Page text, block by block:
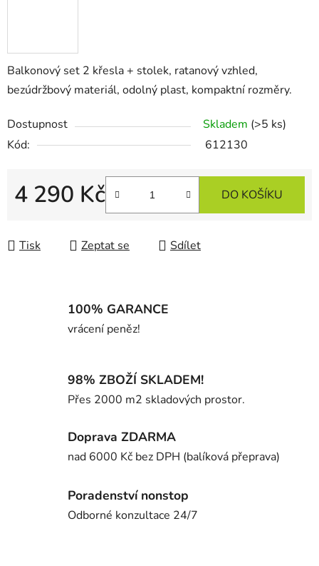
Balkonový set 2 křesla + stolek, ratanový vzhled,
bezúdržbový materiál, odolný plast, kompaktní rozměry.
Dostupnost Skladem (>5 ks)
Kód:
612130
4 290 Kč DO KOŠÍKU
Tisk Zeptat se Sdílet
100% GARANCE
vrácení peněz!
98% ZBOŽÍ SKLADEM!
Přes 2000 m2 skladových prostor.
Doprava ZDARMA
nad 6000 Kč bez DPH (balíková přeprava)
Poradenství nonstop
Odborné konzultace 24/7